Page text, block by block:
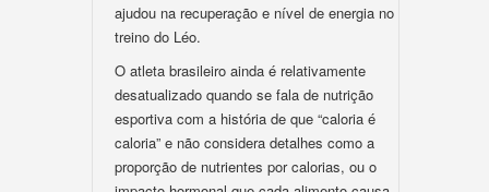
ajudou na recuperação e nível de energia no
treino do Léo.
O atleta brasileiro ainda é relativamente
desatualizado quando se fala de nutrição
esportiva com a história de que “caloria é
caloria” e não considera detalhes como a
proporção de nutrientes por calorias, ou o